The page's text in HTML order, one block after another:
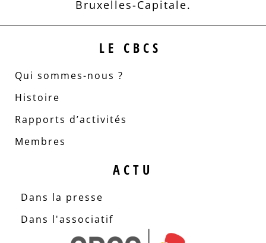
Bruxelles-Capitale.
LE CBCS
Qui sommes-nous ?
Histoire
Rapports d’activités
Membres
ACTU
Dans la presse
Dans l'associatif